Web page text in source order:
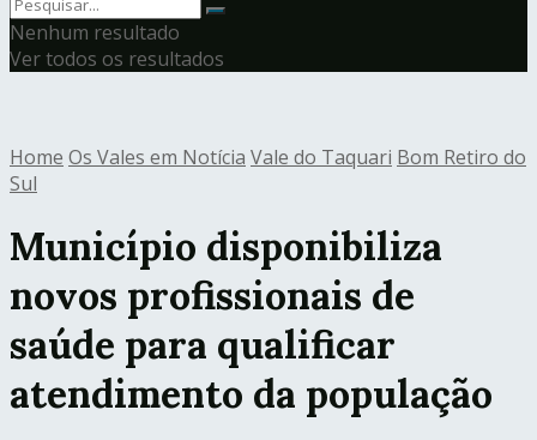
Nenhum resultado
Ver todos os resultados
Home Os Vales em Notícia Vale do Taquari Bom Retiro do
Sul
Município disponibiliza
novos profissionais de
saúde para qualificar
atendimento da população